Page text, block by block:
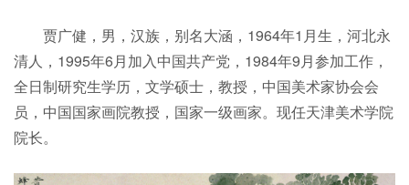
贾广健，男，汉族，别名大涵，1964年1月生，河北永
清人，1995年6月加入中国共产党，1984年9月参加工作，
全日制研究生学历，文学硕士，教授，中国美术家协会会
员，中国国家画院教授，国家一级画家。现任天津美术学院
院长。